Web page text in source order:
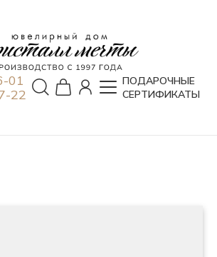
01
22
ПОДАРОЧНЫЕ
СЕРТИФИКАТЫ